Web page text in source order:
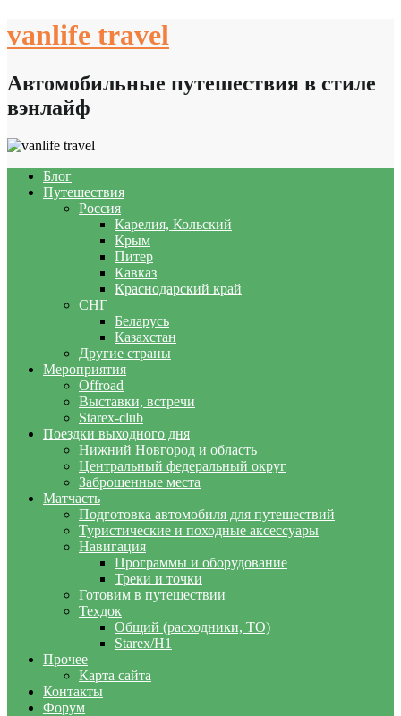
to
vanlife travel
Автомобильные путешествия в стиле
вэнлайф
Блог
Путешествия
Россия
Карелия, Кольский
Крым
Питер
Кавказ
Краснодарский край
СНГ
Беларусь
Казахстан
Другие страны
Мероприятия
Offroad
Выставки, встречи
Starex-club
Поездки выходного дня
Нижний Новгород и область
Центральный федеральный округ
Заброшенные места
Матчасть
Подготовка автомобиля для путешествий
Туристические и походные аксессуары
Навигация
Программы и оборудование
Треки и точки
Готовим в путешествии
Техдок
Общий (расходники, ТО)
Starex/H1
Прочее
Карта сайта
Контакты
Форум